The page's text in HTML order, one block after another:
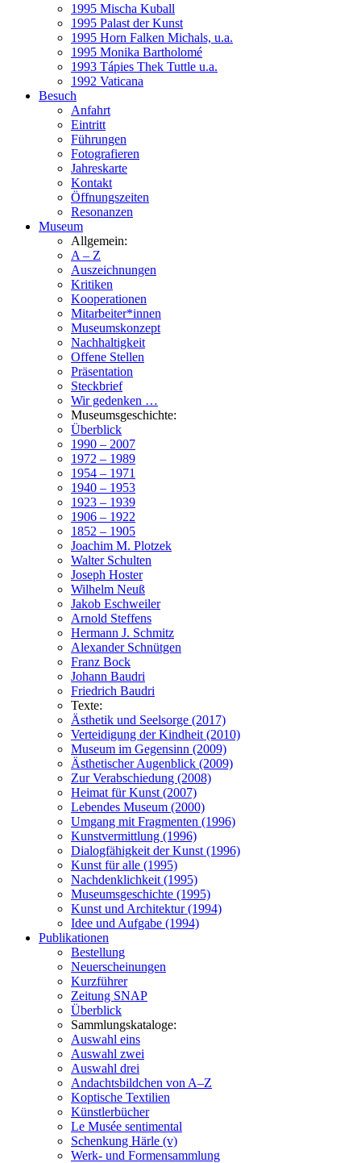
1995 Mischa Kuball
1995 Palast der Kunst
1995 Horn Falken Michals, u.a.
1995 Monika Bartholomé
1993 Tápies Thek Tuttle u.a.
1992 Vaticana
Besuch
Anfahrt
Eintritt
Führungen
Fotografieren
Jahreskarte
Kontakt
Öffnungszeiten
Resonanzen
Museum
Allgemein:
A – Z
Auszeichnungen
Kritiken
Kooperationen
Mitarbeiter*innen
Museumskonzept
Nachhaltigkeit
Offene Stellen
Präsentation
Steckbrief
Wir gedenken …
Museumsgeschichte:
Überblick
1990 – 2007
1972 – 1989
1954 – 1971
1940 – 1953
1923 – 1939
1906 – 1922
1852 – 1905
Joachim M. Plotzek
Walter Schulten
Joseph Hoster
Wilhelm Neuß
Jakob Eschweiler
Arnold Steffens
Hermann J. Schmitz
Alexander Schnütgen
Franz Bock
Johann Baudri
Friedrich Baudri
Texte:
Ästhetik und Seelsorge (2017)
Verteidigung der Kindheit (2010)
Museum im Gegensinn (2009)
Ästhetischer Augenblick (2009)
Zur Verabschiedung (2008)
Heimat für Kunst (2007)
Lebendes Museum (2000)
Umgang mit Fragmenten (1996)
Kunstvermittlung (1996)
Dialogfähigkeit der Kunst (1996)
Kunst für alle (1995)
Nachdenklichkeit (1995)
Museumsgeschichte (1995)
Kunst und Architektur (1994)
Idee und Aufgabe (1994)
Publikationen
Bestellung
Neuerscheinungen
Kurzführer
Zeitung SNAP
Überblick
Sammlungskataloge:
Auswahl eins
Auswahl zwei
Auswahl drei
Andachtsbildchen von A–Z
Koptische Textilien
Künstlerbücher
Le Musée sentimental
Schenkung Härle (v)
Werk- und Formensammlung